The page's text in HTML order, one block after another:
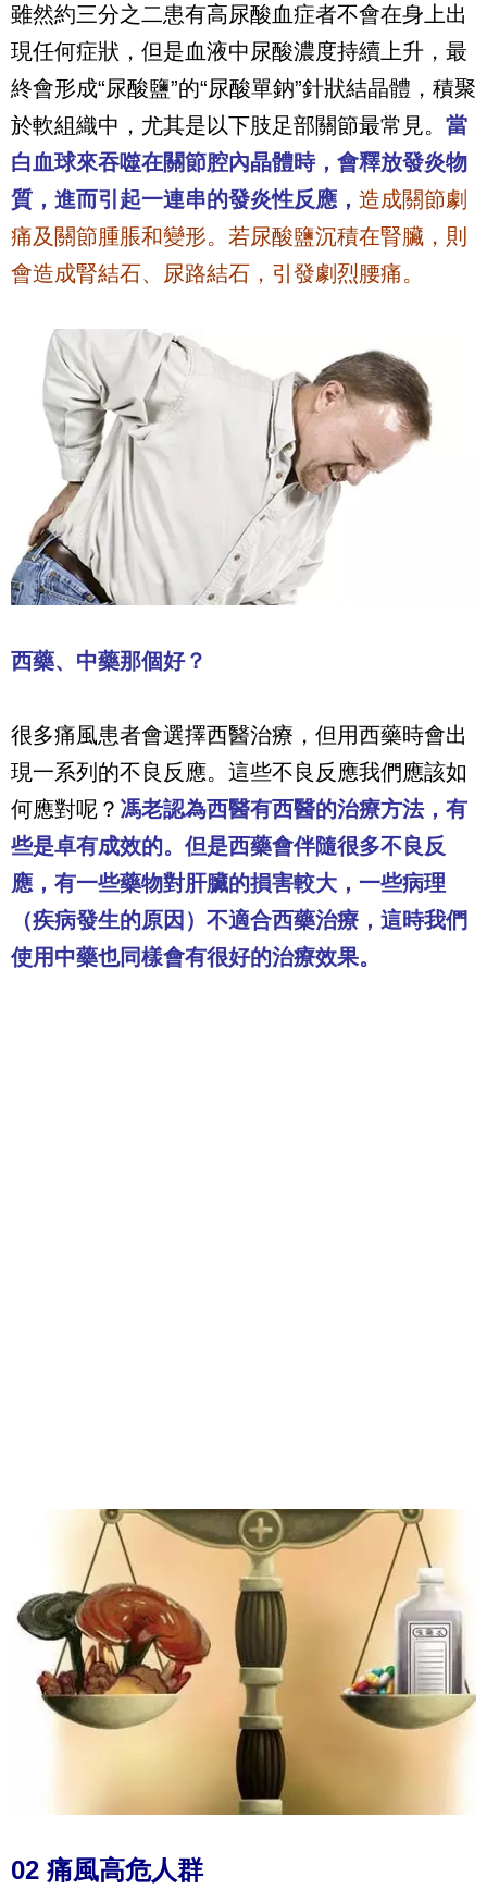
雖然約三分之二患有高尿酸血症者不會在身上出
現任何症狀，但是血液中尿酸濃度持續上升，最
終會形成“尿酸鹽”的“尿酸單鈉”針狀結晶體，積聚
於軟組織中，尤其是以下肢足部關節最常見。 當
白血球來吞噬在關節腔內晶體時，會釋放發炎物
質，進而引起一連串的發炎性反應， 造成關節劇
痛及關節腫脹和變形。若尿酸鹽沉積在腎臟，則
會造成腎結石、尿路結石，引發劇烈腰痛。
西藥、中藥那個好？
很多痛風患者會選擇西醫治療，但用西藥時會出
現一系列的不良反應。這些不良反應我們應該如
何應對呢？ 馮老認為西醫有西醫的治療方法，有
些是卓有成效的。但是西藥會伴隨很多不良反
應，有一些藥物對肝臟的損害較大，一些病理
（疾病發生的原因）不適合西藥治療，這時我們
使用中藥也同樣會有很好的治療效果。
02 痛風高危人群